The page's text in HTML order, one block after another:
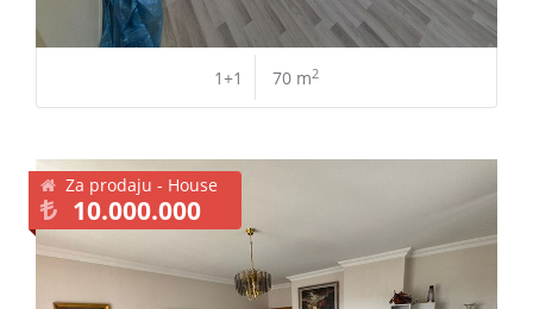
1+1 70 m2
Za prodaju - House
10.000.000